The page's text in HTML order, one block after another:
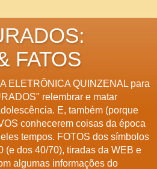
FATOS
ELETRÔNICA QUINZENAL para
relembrar e matar
E, também (porque
conhecerem coisas da época
tempos. FOTOS dos símbolos
(e dos 40/70), tiradas da WEB e
algumas informações do